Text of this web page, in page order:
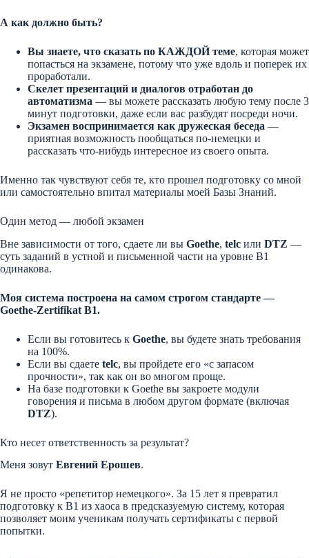
А как должно быть?
Вы знаете, что сказать по КАЖДОЙ теме, которая может
попасться на экзамене, потому что уже вдоль и поперек их
проработали.
Скелет презентаций и диалогов отработан до
автоматизма — вы можете рассказать любую тему после 3
минут подготовки, даже если вас разбудят посреди ночи.
Экзамен воспринимается как дружеская беседа —
приятная возможность пообщаться по-немецки и
рассказать что-нибудь интересное из своего опыта.
Именно так чувствуют себя те, кто прошел подготовку со мной
или самостоятельно впитал материалы моей Базы Знаний.
Один метод — любой экзамен
Вне зависимости от того, сдаете ли вы Goethe, telc или DTZ —
суть заданий в устной и письменной части на уровне B1
одинакова.
Моя система построена на самом строгом стандарте —
Goethe-Zertifikat B1.
Если вы готовитесь к Goethe, вы будете знать требования
на 100%.
Если вы сдаете telc, вы пройдете его «с запасом
прочности», так как он во многом проще.
На базе подготовки к Goethe вы закроете модули
говорения и письма в любом другом формате (включая
DTZ).
Кто несет ответственность за результат?
Меня зовут Евгений Ерошев.
Я не просто «репетитор немецкого». За 15 лет я превратил
подготовку к B1 из хаоса в предсказуемую систему, которая
позволяет моим ученикам получать сертификаты с первой
попытки.